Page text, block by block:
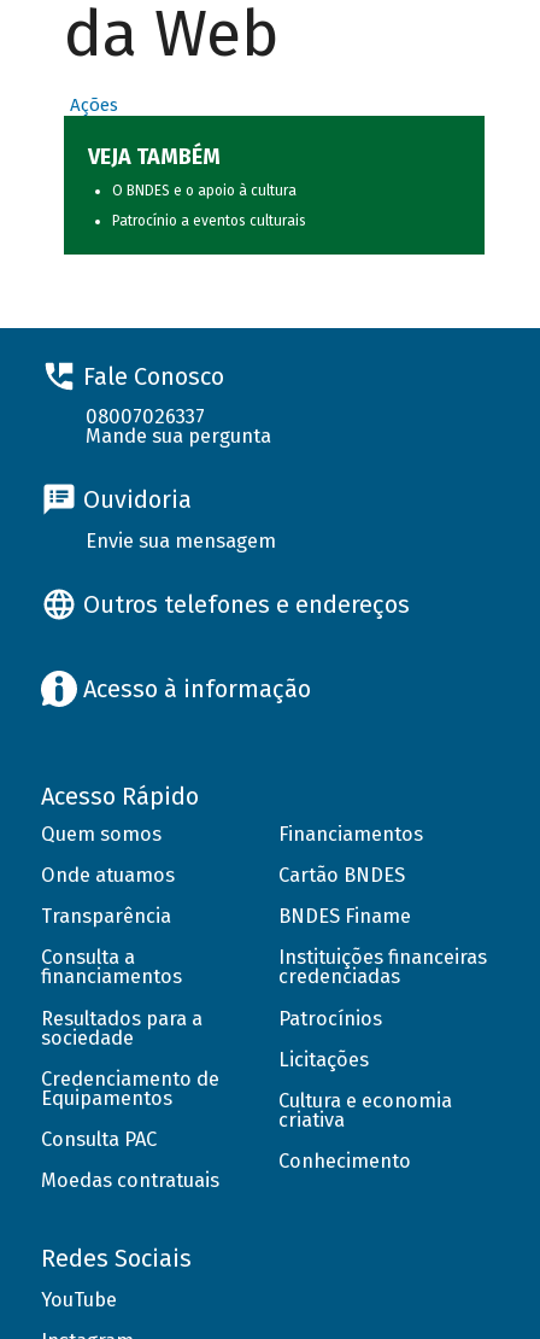
da Web
Ações
VEJA TAMBÉM
O BNDES e o apoio à cultura
Patrocínio a eventos culturais
Fale Conosco
08007026337
Mande sua pergunta
Ouvidoria
Envie sua mensagem
Outros telefones e endereços
Acesso à informação
Acesso Rápido
Quem somos
Onde atuamos
Transparência
Consulta a
financiamentos
Resultados para a
sociedade
Credenciamento de
Equipamentos
Consulta PAC
Moedas contratuais
Financiamentos
Cartão BNDES
BNDES Finame
Instituições financeiras
credenciadas
Patrocínios
Licitações
Cultura e economia
criativa
Conhecimento
Redes Sociais
YouTube